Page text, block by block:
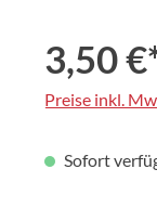
3,50
Preise inkl.
Sofort